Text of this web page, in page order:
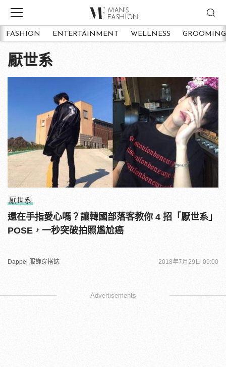
FASHION ENTERTAINMENT WELLNESS GROOMING
厭世系
厭世系
還在手指愛心嗎？讓韓國部落客教你 4 招「厭世系」
POSE，一秒突破拍照尷尬癌
Dappei 服飾穿搭誌 2018年7月29日 09:00
Advertisements